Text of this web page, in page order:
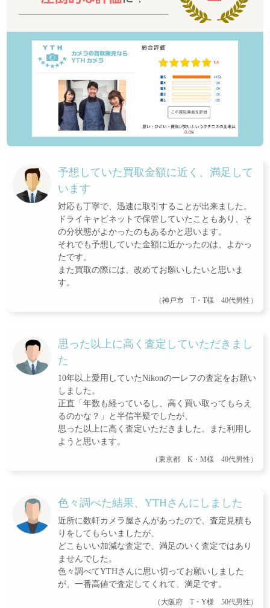
予想していた買取金額に近く、満足して
います
対応も丁寧で、迅速に取引することが出来ました。
ドライキャビネットで保管していたこともあり、そ
の分状態がよかったのもあるかと思います。
それでも予想していた金額に近かったのは、よかっ
たです。
また買取の際には、改めてお願いしたいと思いま
す。
（神戸市 T・T様 40代男性）
思った以上に高く査定していただきまし
た
10年以上愛用していたNikonの一レフの査定をお願い
しました。
正直「年数も経っているし、高く買い取ってもらえ
るのかな？」と半信半疑でしたが、
思った以上に高く査定いただきました。また利用し
ようと思います。
（東京都 K・M様 40代男性）
色々調べた結果、YTHさんにしました
近所に数軒カメラ屋さんがあったので、査定見積も
りをしてもらいましたが、
どこもいい加減な査定で、満足のいく査定ではあり
ませんでした。
色々調べてYTHさんに思い切ってお願いしました
が、一番高値で査定してくれて、満足です。
（大阪府 T・Y様 50代男性）